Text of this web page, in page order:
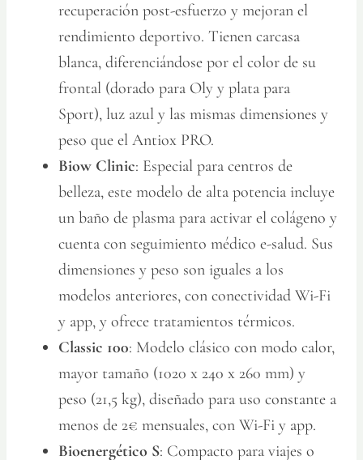
recuperación post-esfuerzo y mejoran el
rendimiento deportivo. Tienen carcasa
blanca, diferenciándose por el color de su
frontal (dorado para Oly y plata para
Sport), luz azul y las mismas dimensiones y
peso que el Antiox PRO.
Biow Clinic: Especial para centros de
belleza, este modelo de alta potencia incluye
un baño de plasma para activar el colágeno y
cuenta con seguimiento médico e-salud. Sus
dimensiones y peso son iguales a los
modelos anteriores, con conectividad Wi-Fi
y app, y ofrece tratamientos térmicos.
Classic 100: Modelo clásico con modo calor,
mayor tamaño (1020 x 240 x 260 mm) y
peso (21,5 kg), diseñado para uso constante a
menos de 2€ mensuales, con Wi-Fi y app.
Bioenergético S: Compacto para viajes o